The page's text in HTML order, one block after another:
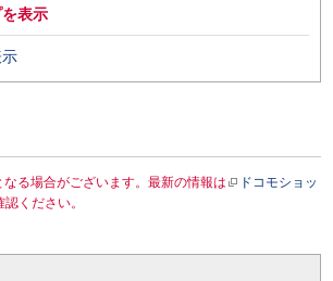
を表示
る場合がございます。最新の情報は
ドコモショッ
ください。